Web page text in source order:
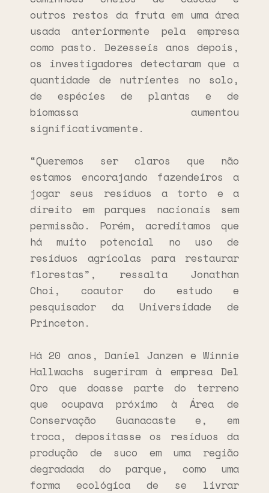
outros restos da fruta em uma área
usada anteriormente pela empresa
como pasto. Dezesseis anos depois,
os investigadores detectaram que a
quantidade de nutrientes no solo,
de espécies de plantas e de
biomassa aumentou
significativamente.
“Queremos ser claros que não
estamos encorajando fazendeiros a
jogar seus resíduos a torto e a
direito em parques nacionais sem
permissão. Porém, acreditamos que
há muito potencial no uso de
resíduos agrícolas para restaurar
florestas”, ressalta Jonathan
Choi, coautor do estudo e
pesquisador da Universidade de
Princeton.
Há 20 anos, Daniel Janzen e Winnie
Hallwachs sugeriram à empresa Del
Oro que doasse parte do terreno
que ocupava próximo à Área de
Conservação Guanacaste e, em
troca, depositasse os resíduos da
produção de suco em uma região
degradada do parque, como uma
forma ecológica de se livrar